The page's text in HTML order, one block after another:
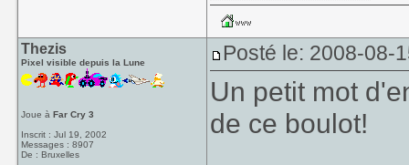
Thezis
Pixel visible depuis la Lune
Joue àFar Cry 3
Inscrit : Jul 19, 2002
Messages : 8907
De : Bruxelles
Posté le: 2008-08-
Un petit mot
de ce boulot!